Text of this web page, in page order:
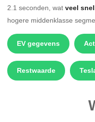
2.1 seconden, wat veel
hogere middenklasse
EV gegevens
Restwaarde